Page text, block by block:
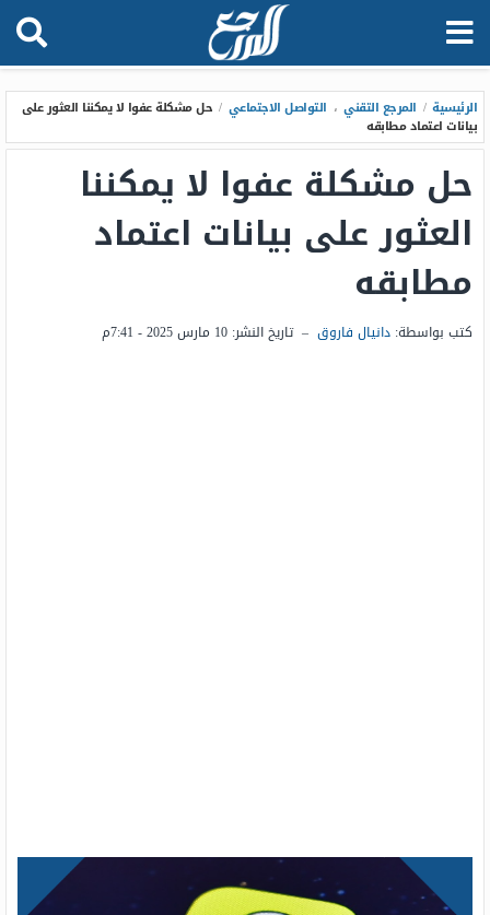
الرئيسية / المرجع التقني ، التواصل الاجتماعي / حل مشكلة عفوا لا يمكننا العثور على
بيانات اعتماد مطابقه
حل مشكلة عفوا لا يمكننا
العثور على بيانات اعتماد
مطابقه
كتب بواسطة: دانيال فاروق – تاريخ النشر: 10 مارس 2025 - 7:41م